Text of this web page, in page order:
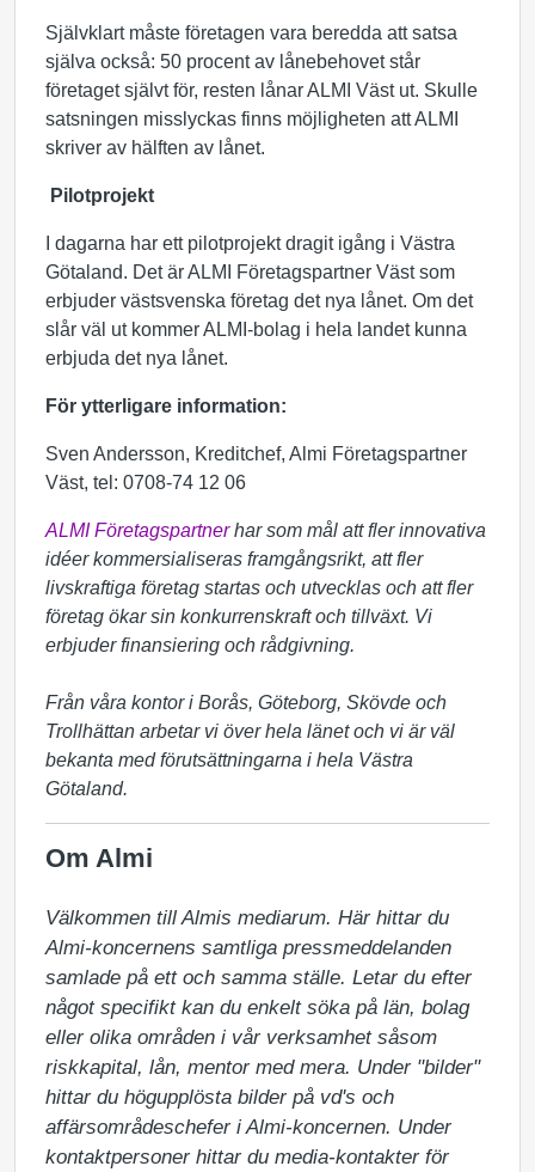
Självklart måste företagen vara beredda att satsa
själva också: 50 procent av lånebehovet står
företaget självt för, resten lånar ALMI Väst ut. Skulle
satsningen misslyckas finns möjligheten att ALMI
skriver av hälften av lånet.
Pilotprojekt
I dagarna har ett pilotprojekt dragit igång i Västra
Götaland. Det är ALMI Företagspartner Väst som
erbjuder västsvenska företag det nya lånet. Om det
slår väl ut kommer ALMI-bolag i hela landet kunna
erbjuda det nya lånet.
För ytterligare information:
Sven Andersson, Kreditchef, Almi Företagspartner
Väst, tel: 0708-74 12 06
ALMI Företagspartnerhar som mål att fler innovativa
idéer kommersialiseras framgångsrikt, att fler
livskraftiga företag startas och utvecklas och att fler
företag ökar sin konkurrenskraft och tillväxt. Vi
erbjuder finansiering och rådgivning.
Från våra kontor i Borås, Göteborg, Skövde och
Trollhättan arbetar vi över hela länet och vi är väl
bekanta med förutsättningarna i hela Västra
Götaland.
Om Almi
Välkommen till Almis mediarum. Här hittar du
Almi-koncernens samtliga pressmeddelanden
samlade på ett och samma ställe. Letar du efter
något specifikt kan du enkelt söka på län, bolag
eller olika områden i vår verksamhet såsom
riskkapital, lån, mentor med mera. Under "bilder"
hittar du högupplösta bilder på vd's och
affärsområdeschefer i Almi-koncernen. Under
kontaktpersoner hittar du media-kontakter för